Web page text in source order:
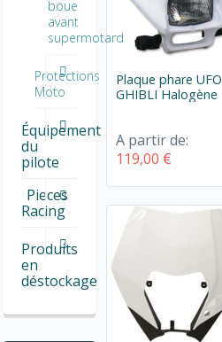
Plaque phare UFO
GHIBLI Halogène
A partir de:
119,00 €
boue
avant
supermotard
Protections
Moto
Équipement
du
pilote
Pieces
Racing
Produits
en
déstockage